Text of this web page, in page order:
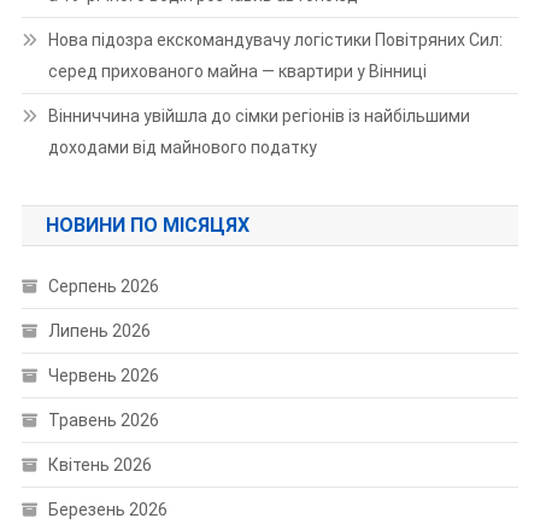
Нова підозра екскомандувачу логістики Повітряних Сил:
серед прихованого майна — квартири у Вінниці
Вінниччина увійшла до сімки регіонів із найбільшими
доходами від майнового податку
НОВИНИ ПО МІСЯЦЯХ
Серпень 2026
Липень 2026
Червень 2026
Травень 2026
Квітень 2026
Березень 2026